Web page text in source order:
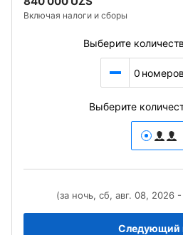
Включая налоги и сборы
Выберите
0 номеров
Выберите
(за ночь, сб, авг. 08, 2026
Следующий